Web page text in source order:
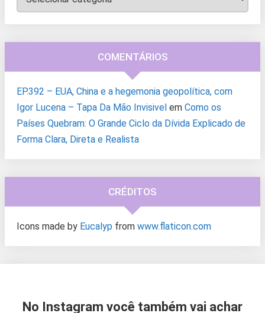
COMENTÁRIOS
EP.392 – EUA, China e a hegemonia geopolítica, com
Igor Lucena – Tapa Da Mão Invisivel em Como os
Países Quebram: O Grande Ciclo da Dívida Explicado de
Forma Clara, Direta e Realista
CRÉDITOS
Icons made by Eucalyp from www.flaticon.com
No Instagram você também vai achar